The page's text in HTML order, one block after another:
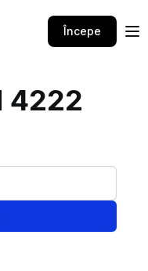
Începe
4222